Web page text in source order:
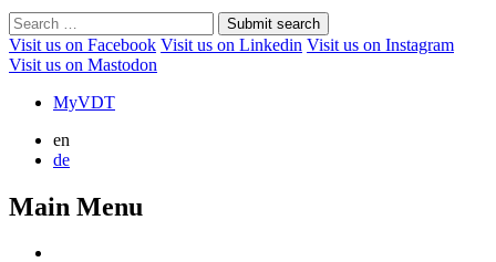
Submit search
Visit us on Facebook Visit us on Linkedin Visit us on Instagram
Visit us on Mastodon
MyVDT
en
de
Main Menu